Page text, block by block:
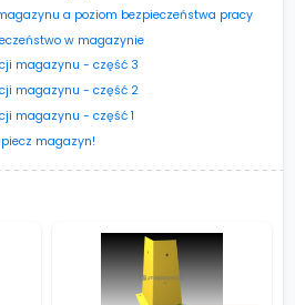
a poziom bezpieczeństwa pracy
w magazynie
magazynu - część 3
magazynu - część 2
magazynu - część 1
magazyn!